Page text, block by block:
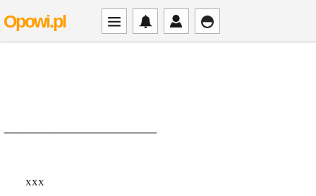
Opowi.pl
xxx